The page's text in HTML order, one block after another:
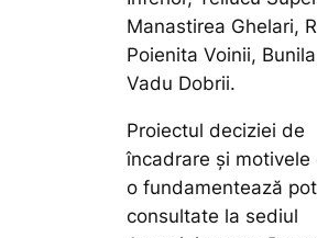
Manastirea Ghelari,
Poienita Voinii,
Vadu Dobrii.
Proiectul deciziei de
încadrare şi motivele
o fundamentează
consultate la sediul